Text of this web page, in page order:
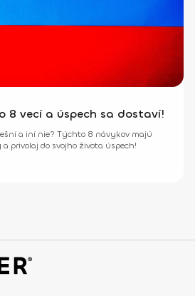
8 vecí a úspech sa dostaví!
a iní nie? Týchto 8 návykov majú
privolaj do svojho života úspech!